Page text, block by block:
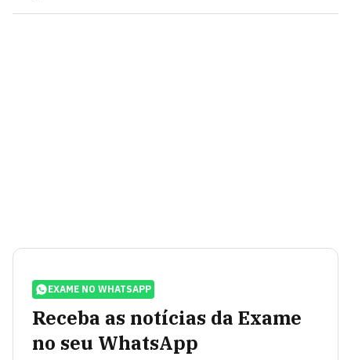
EXAME NO WHATSAPP
Receba as notícias da Exame
no seu WhatsApp